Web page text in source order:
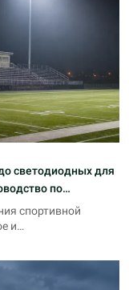
светодиодных для
по
спортивной
и
на